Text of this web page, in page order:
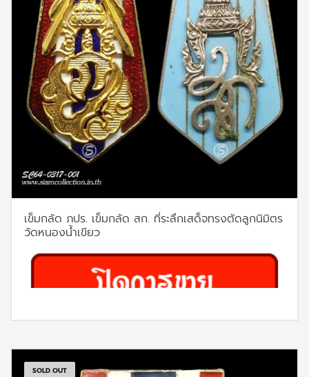
เข็มกลัด ภปร. เข็มกลัด สก. ที่ระลึกเสด็จทรงตัดลูกนิมิตร
วัดหนองน้ำเขียว
SOLD OUT